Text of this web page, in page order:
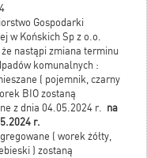
248
Gospodarki
w Końskich Sp z o.o.
nastąpi zmiana terminu
komunalnych :
( pojemnik, czarny
BIO zostaną
z dnia 04.05.2024 r. na
r.
( worek żółty,
) zostaną